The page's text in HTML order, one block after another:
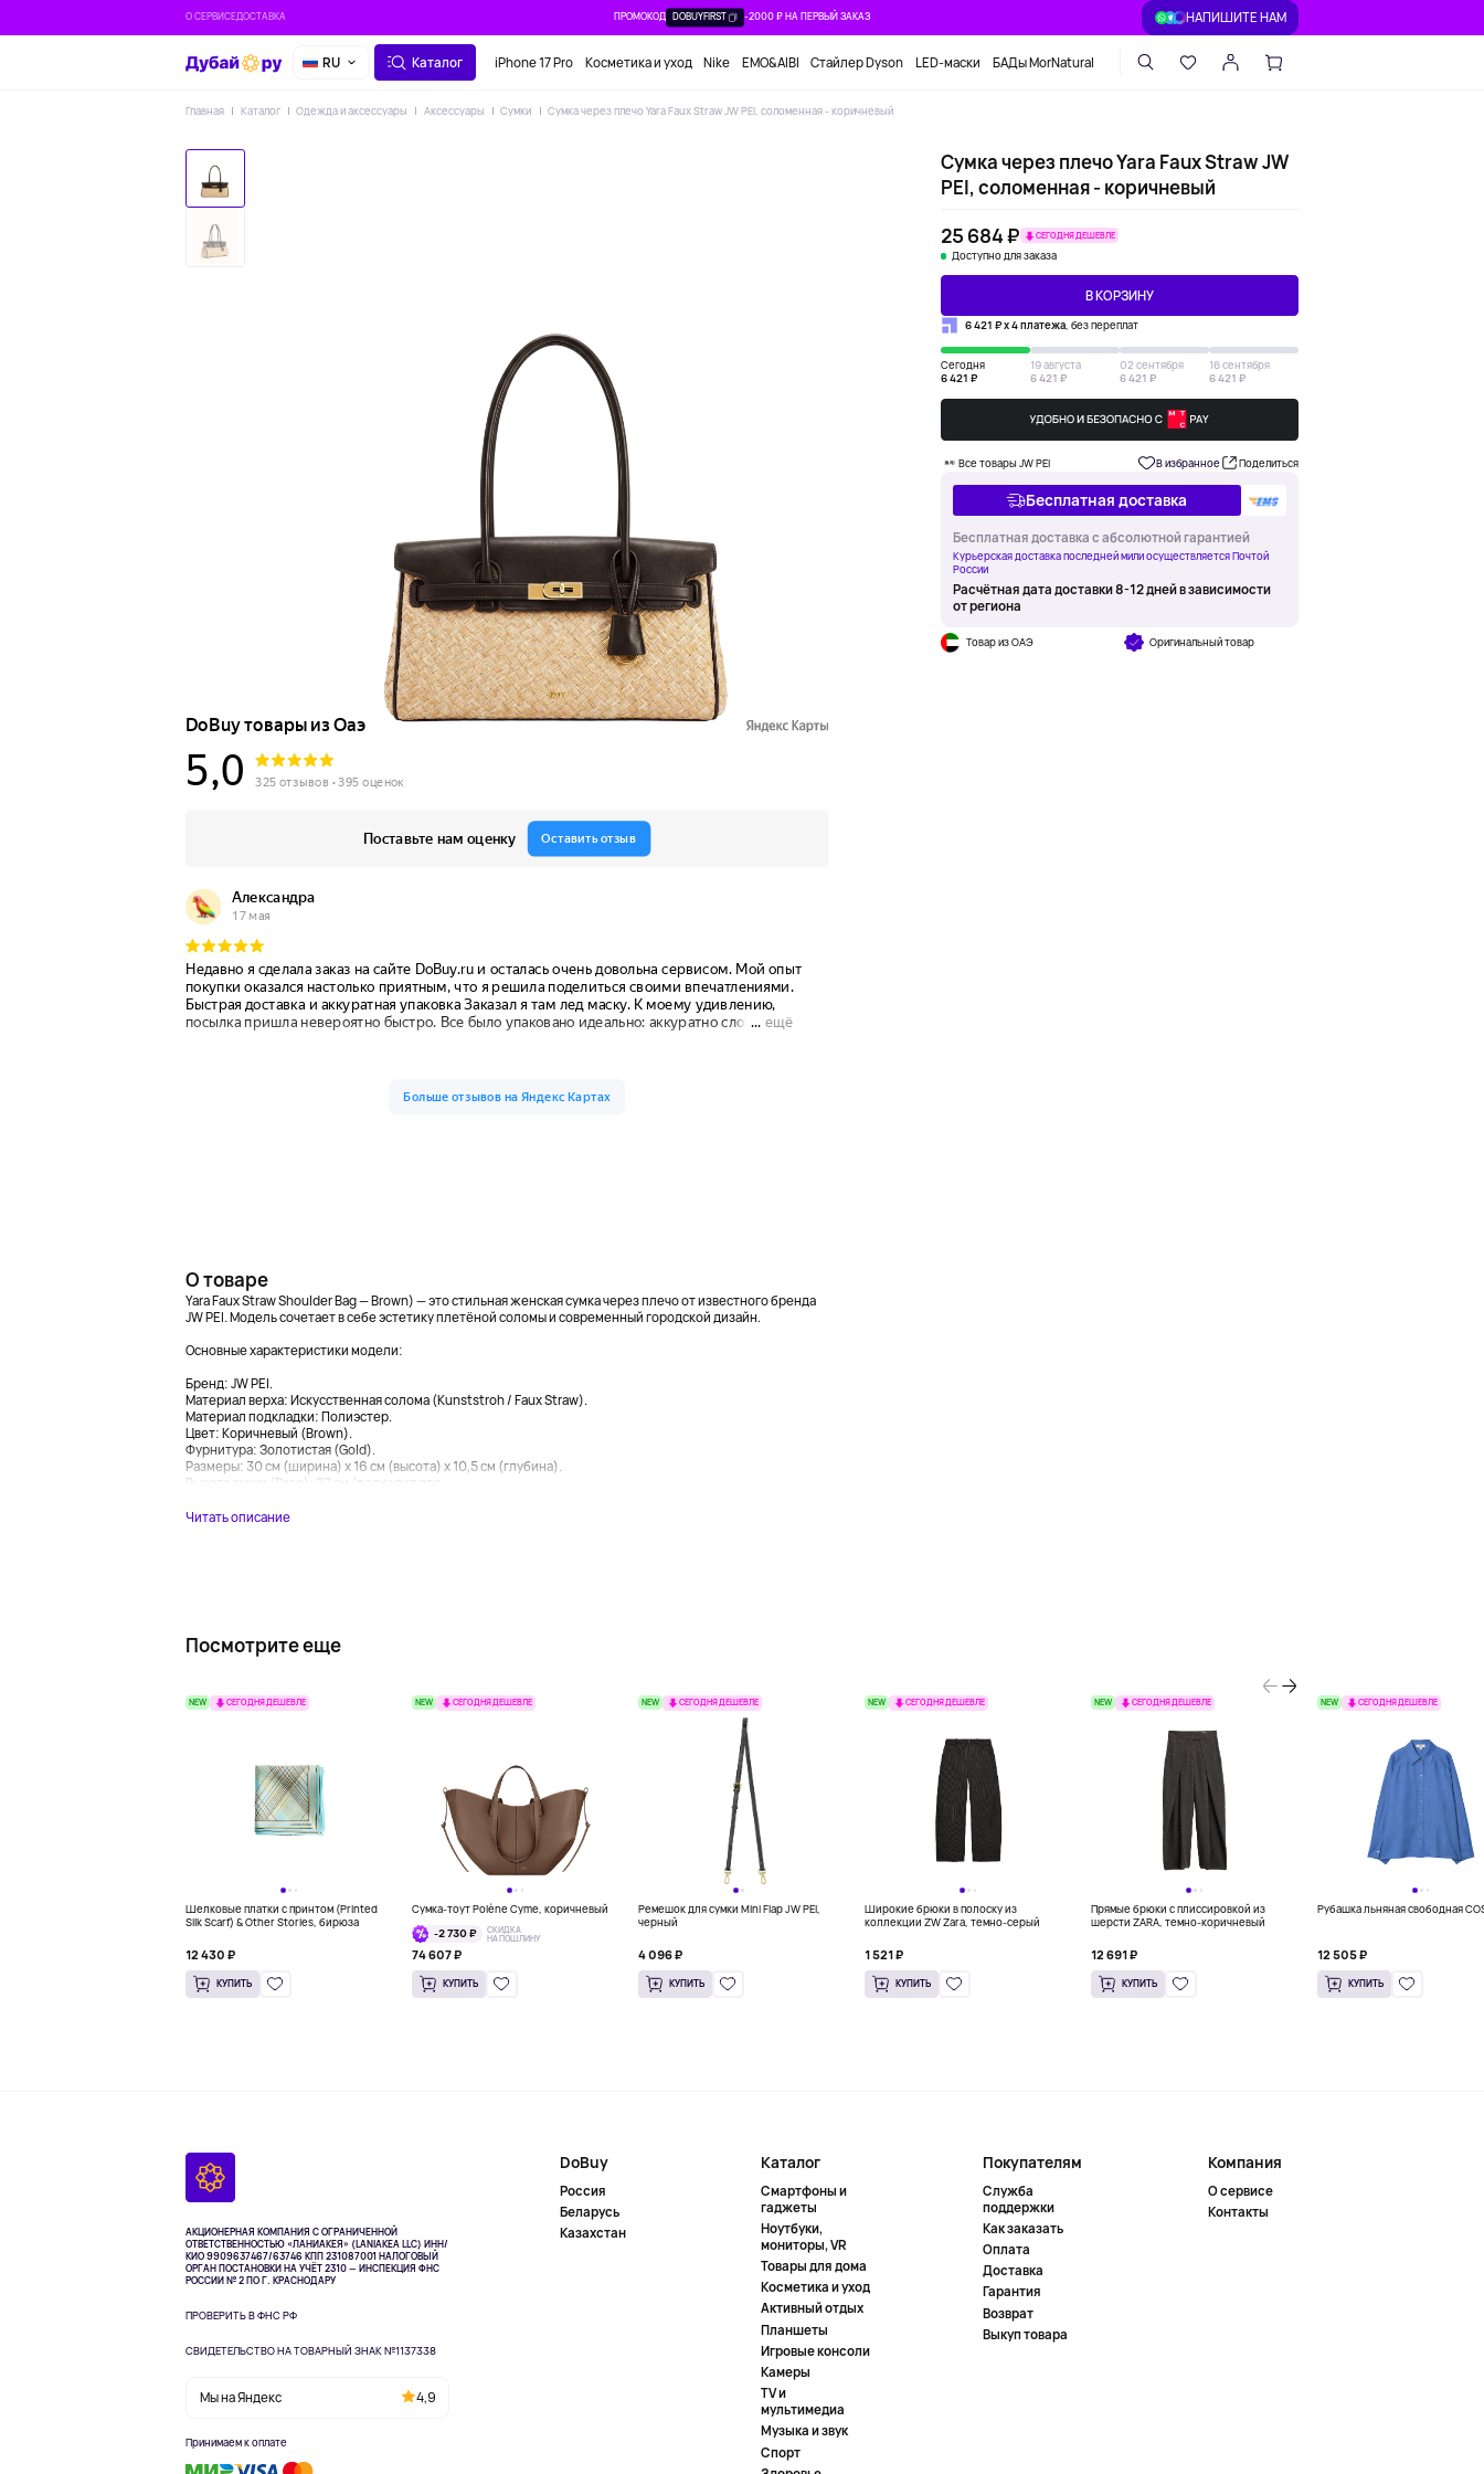
О СЕРВИСЕДОСТАВКА ПРОМОКОД DOBUYFIRST -2000 ₽ НА ПЕРВЫЙ ЗАКАЗ НАПИШИТЕ НАМ
RU Каталог iPhone 17 Pro Косметика и уход Nike EMO&AIBI Стайлер Dyson LED-маски БАДы MorNatural
Главная Каталог Одежда и аксессуары Аксессуары Сумки Сумка через плечо Yara Faux Straw JW PEI, соломенная - коричневый
Сумка через плечо Yara Faux Straw JW
PEI, соломенная - коричневый
25 684 ₽
СЕГОДНЯ ДЕШЕВЛЕ
Доступно для заказа
В КОРЗИНУ
6 421 ₽ х 4 платежа, без переплат
Сегодня
6 421 ₽
19 августа
6 421 ₽
02 сентября
6 421 ₽
16 сентября
6 421 ₽
Все товары JW PEI В избранное Поделиться
Бесплатная доставка
Бесплатная доставка с абсолютной гарантией
Курьерская доставка последней мили осуществляется Почтой
России
Расчётная дата доставки 8-12 дней в зависимости
от региона
Товар из ОАЭ Оригинальный товар
О товаре
Yara Faux Straw Shoulder Bag — Brown) — это стильная женская сумка через плечо от известного бренда
JW PEI. Модель сочетает в себе эстетику плетёной соломы и современный городской дизайн.
Основные характеристики модели:
Бренд: JW PEI.
Материал верха: Искусственная солома (Kunststroh / Faux Straw).
Материал подкладки: Полиэстер.
Цвет: Коричневый (Brown).
Фурнитура: Золотистая (Gold).
Размеры: 30 см (ширина) х 16 см (высота) х 10,5 см (глубина).
Высота ручки (Drop): 22 см (подходит для...
Читать описание
Посмотрите еще
NEW СЕГОДНЯ ДЕШЕВЛЕ
Шелковые платки с принтом (Printed
Silk Scarf) & Other Stories, бирюза
12 430 ₽
КУПИТЬ
NEW СЕГОДНЯ ДЕШЕВЛЕ
Сумка-тоут Polène Cyme, коричневый
-2 730 ₽
СКИДКА
НА ПОШЛИНУ
74 607 ₽
КУПИТЬ
NEW СЕГОДНЯ ДЕШЕВЛЕ
Ремешок для сумки Mini Flap JW PEI,
черный
4 096 ₽
КУПИТЬ
NEW СЕГОДНЯ ДЕШЕВЛЕ
Широкие брюки в полоску из
коллекции ZW Zara, темно-серый
1 521 ₽
КУПИТЬ
NEW СЕГОДНЯ ДЕШЕВЛЕ
Прямые брюки с плиссировкой из
шерсти ZARA, темно-коричневый
12 691 ₽
КУПИТЬ
NEW СЕГОДНЯ ДЕШЕВЛЕ
Рубашка льняная свободная
12 505 ₽
КУПИТЬ
АКЦИОНЕРНАЯ КОМПАНИЯ С ОГРАНИЧЕННОЙ
ОТВЕТСТВЕННОСТЬЮ «ЛАНИАКЕЯ» (LANIAKEA LLC) ИНН/
КИО 9909637467/63746 КПП 231087001НАЛОГОВЫЙ
ОРГАН ПОСТАНОВКИ НА УЧЁТ 2310 — ИНСПЕКЦИЯ ФНС
РОССИИ № 2 ПО Г. КРАСНОДАРУ
ПРОВЕРИТЬ В ФНС РФ
СВИДЕТЕЛЬСТВО НА ТОВАРНЫЙ ЗНАК №1137338
Мы на Яндекс 4,9
Принимаем к оплате
DoBuy
Россия
Беларусь
Казахстан
Каталог
Смартфоны и
гаджеты
Ноутбуки,
мониторы, VR
Товары для дома
Косметика и уход
Активный отдых
Планшеты
Игровые консоли
Камеры
TV и
мультимедиа
Музыка и звук
Спорт
Покупателям
Служба
поддержки
Как заказать
Оплата
Доставка
Гарантия
Возврат
Выкуп товара
Компания
О сервисе
Контакты